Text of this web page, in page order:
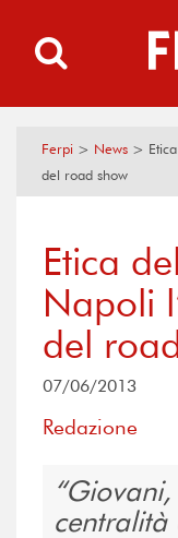
Ferpi > News >
del road show
Etica
Napoli
del
07/06/2013
Redazione